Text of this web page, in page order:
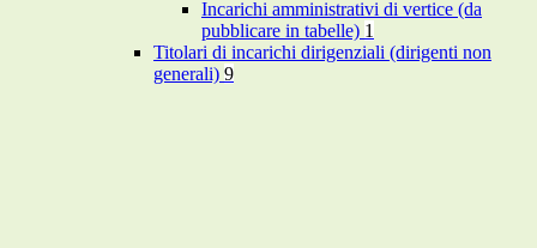
Incarichi amministrativi di vertice (da
pubblicare in tabelle) 1
Titolari di incarichi dirigenziali (dirigenti non
generali) 9